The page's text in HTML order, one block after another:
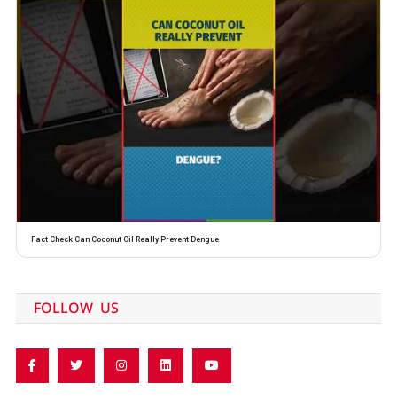
Fact Check Can Coconut Oil Really Prevent Dengue
FOLLOW US